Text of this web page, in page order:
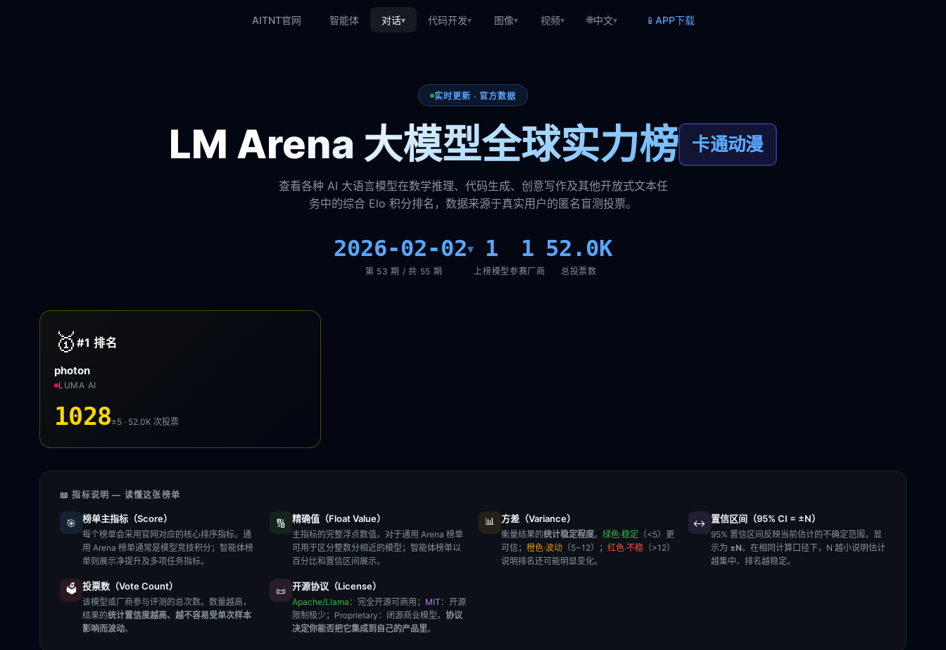
AITNT官网 智能体 对话▾ 代码开发▾ 图像▾ 视频▾ 🌐中文▾ 📱 APP下载
实时更新 · 官方数据
LM Arena 大模型全球实力榜 卡通动漫
查看各种 AI 大语言模型在数学推理、代码生成、创意写作及其他开放式文本任
务中的综合 Elo 积分排名，数据来源于真实用户的匿名盲测投票。
2026-02-02▾
第 53 期 / 共 55 期
1
上榜模型
1
参赛厂商
52.0K
总投票数
🥇 #1排名
photon
LUMA AI
1028±5 · 52.0K次投票
📖 指标说明 — 读懂这张榜单
🎯 榜单主指标（Score）
每个榜单会采用官网对应的核心排序指标。通
用 Arena 榜单通常是模型竞技积分；智能体榜
单则展示净提升及多项任务指标。
🔢 精确值（Float Value）
主指标的完整浮点数值。对于通用 Arena 榜单
可用于区分整数分相近的模型；智能体榜单以
百分比和置信区间展示。
📊 方差（Variance）
衡量结果的统计稳定程度。 绿色·稳定 （<5）更
可信； 橙色·波动 （5~12）； 红色·不稳 （>12）
说明排名还可能明显变化。
↔️ 置信区间（95% CI = ±N）
95% 置信区间反映当前估计的不确定范围，显
示为 ±N。在相同计算口径下，N 越小说明估计
越集中、排名越稳定。
🗳️ 投票数（Vote Count）
该模型或厂商参与评测的总次数。数量越高，
结果的统计置信度越高、越不容易受单次样本
影响而波动。
📜 开源协议（License）
Apache/Llama ：完全开源可商用； MIT ：开源
限制极少； Proprietary ：闭源商业模型。 协议
决定你能否把它集成到自己的产品里。